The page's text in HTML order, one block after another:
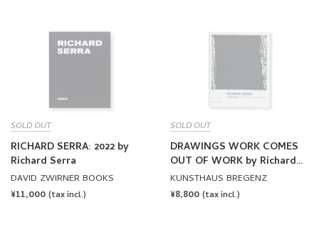
SOLD OUT
RICHARD SERRA: 2022 by
Richard Serra
DAVID ZWIRNER BOOKS
REGULAR
¥11,000 (tax incl.)
SOLD OUT
DRAWINGS WORK COMES
OUT OF WORK by Richard
Serra
KUNSTHAUS BREGENZ
REGULAR
¥8,800 (tax incl.)